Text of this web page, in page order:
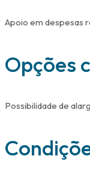
Apoio em despesas
Opções
Possibilidade de